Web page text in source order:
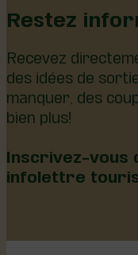
Restez
Recevez
des idées de
manquer, des
bien plus!
Inscrivez-vous
infolettre